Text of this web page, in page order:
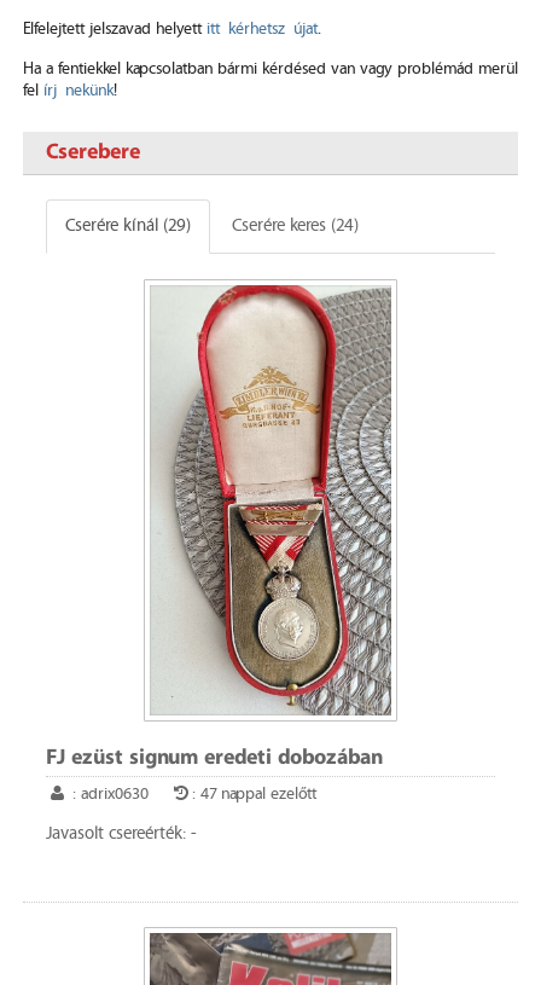
Elfelejtett jelszavad helyett itt kérhetsz újat.
Ha a fentiekkel kapcsolatban bármi kérdésed van vagy problémád merül
fel írj nekünk!
Cserebere
Cserére kínál (29) Cserére keres (24)
FJ ezüst signum eredeti dobozában
: adrix0630 : 47 nappal ezelőtt
Javasolt csereérték: -